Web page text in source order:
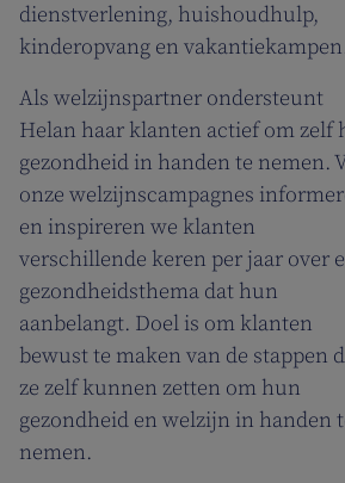
dienstverlening, huishoudhulp,
kinderopvang en
Als welzijnspartner ondersteunt
Helan haar klanten actief om zelf
gezondheid in handen te nemen.
onze welzijnscampagnes
en inspireren we klanten
verschillende keren per jaar over
gezondheidsthema dat hun
aanbelangt. Doel is om klanten
bewust te maken van de stappen
ze zelf kunnen zetten om hun
gezondheid en welzijn in handen
nemen.